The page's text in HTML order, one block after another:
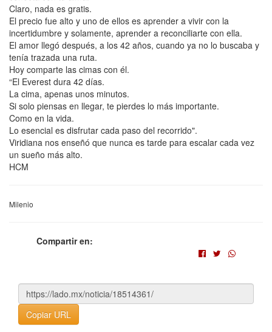
Claro, nada es gratis.
El precio fue alto y uno de ellos es aprender a vivir con la
incertidumbre y solamente, aprender a reconciliarte con ella.
El amor llegó después, a los 42 años, cuando ya no lo buscaba y
tenía trazada una ruta.
Hoy comparte las cimas con él.
“El Everest dura 42 días.
La cima, apenas unos minutos.
Si solo piensas en llegar, te pierdes lo más importante.
Como en la vida.
Lo esencial es disfrutar cada paso del recorrido".
Viridiana nos enseñó que nunca es tarde para escalar cada vez
un sueño más alto.
HCM
Milenio
Compartir en:
Copiar URL